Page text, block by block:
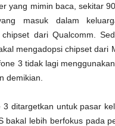
yang mimin baca, sekitar
masuk dalam
chipset dari Qualcomm.
mengadopsi chipset dari
3 tidak lagi
demikian.
3 ditargetkan untuk pasar
bakal lebih berfokus pada